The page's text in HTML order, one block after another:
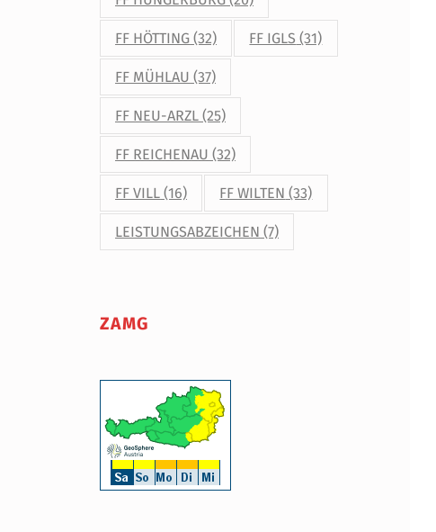
FF HÖTTING (32) FF IGLS (31)
FF MÜHLAU (37)
FF NEU-ARZL (25)
FF REICHENAU (32)
FF VILL (16) FF WILTEN (33)
LEISTUNGSABZEICHEN (7)
ZAMG